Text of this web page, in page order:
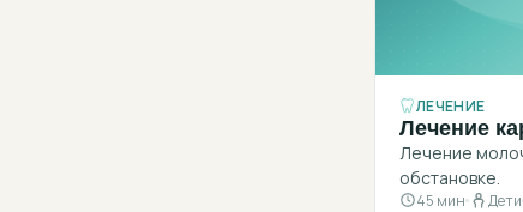
ЛЕЧЕНИЕ
Лечение
Лечение
обстановке.
45 мин Дети